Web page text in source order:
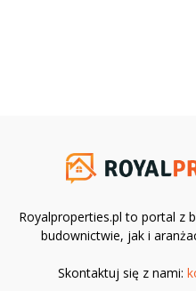
Royalproperties.pl to portal z
budownictwie, jak i
Skontaktuj się z nami: